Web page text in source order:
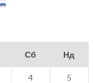
Сб Нд
4 5